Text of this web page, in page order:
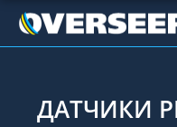
ДАТЧИКИ